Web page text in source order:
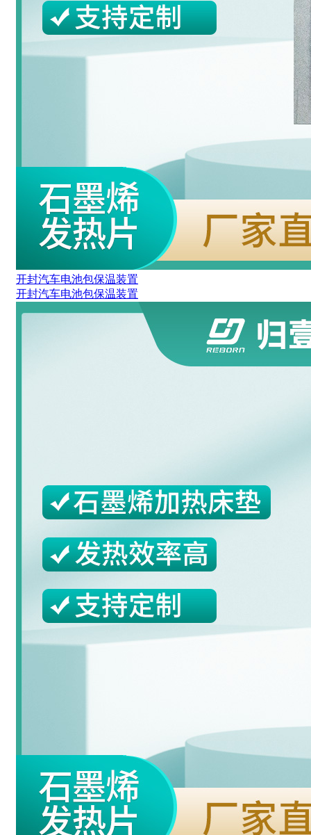
开封汽车电池包保温装置
开封汽车电池包保温装置